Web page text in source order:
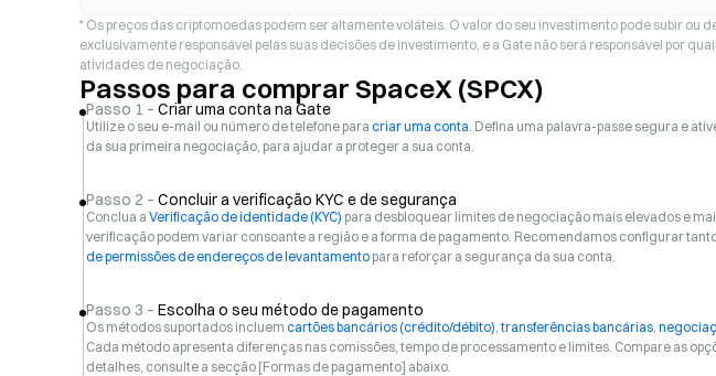
* Os preços das criptomoedas podem ser altamente voláteis. O valor do seu investimento pode subir ou
exclusivamente responsável pelas suas decisões de investimento, e a Gate não será responsável por
atividades de negociação.
Passos para comprar SpaceX (SPCX)
Passo 1 – Criar uma conta na Gate
Utilize o seu e-mail ou número de telefone para criar uma conta. Defina uma palavra-passe segura e
da sua primeira negociação, para ajudar a proteger a sua conta.
Passo 2 – Concluir a verificação KYC e de segurança
Conclua a Verificação de identidade (KYC) para desbloquear limites de negociação mais elevados e
verificação podem variar consoante a região e a forma de pagamento. Recomendamos configurar
de permissões de endereços de levantamento para reforçar a segurança da sua conta.
Passo 3 – Escolha o seu método de pagamento
Os métodos suportados incluem cartões bancários (crédito/débito), transferências bancárias,
Cada método apresenta diferenças nas comissões, tempo de processamento e limites. Compare as
detalhes, consulte a secção [Formas de pagamento] abaixo.